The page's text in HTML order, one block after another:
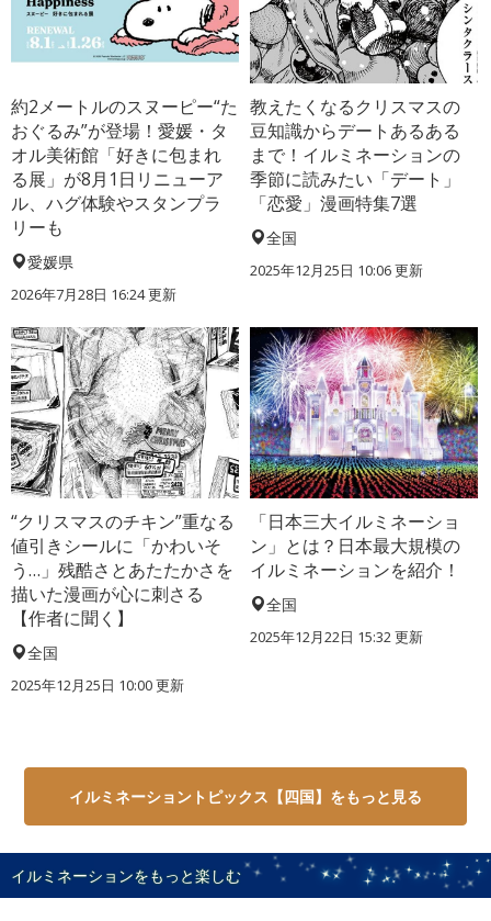
約2メートルのスヌーピー“た
おぐるみ”が登場！愛媛・タ
オル美術館「好きに包まれ
る展」が8月1日リニューア
ル、ハグ体験やスタンプラ
リーも
愛媛県
2026年7月28日 16:24 更新
教えたくなるクリスマスの
豆知識からデートあるある
まで！イルミネーションの
季節に読みたい「デート」
「恋愛」漫画特集7選
全国
2025年12月25日 10:06 更新
“クリスマスのチキン”重なる
値引きシールに「かわいそ
う…」残酷さとあたたかさを
描いた漫画が心に刺さる
【作者に聞く】
全国
2025年12月25日 10:00 更新
「日本三大イルミネーショ
ン」とは？日本最大規模の
イルミネーションを紹介！
全国
2025年12月22日 15:32 更新
イルミネーショントピックス【四国】をもっと見る
イルミネーションをもっと楽しむ